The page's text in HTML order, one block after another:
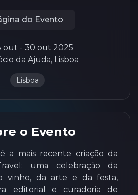
do Evento
out - 30 out 2025
da Ajuda, Lisboa
Lisboa
o Evento
a mais recente criação da
uma celebração da
vinho, da arte e da festa,
editorial e curadoria de